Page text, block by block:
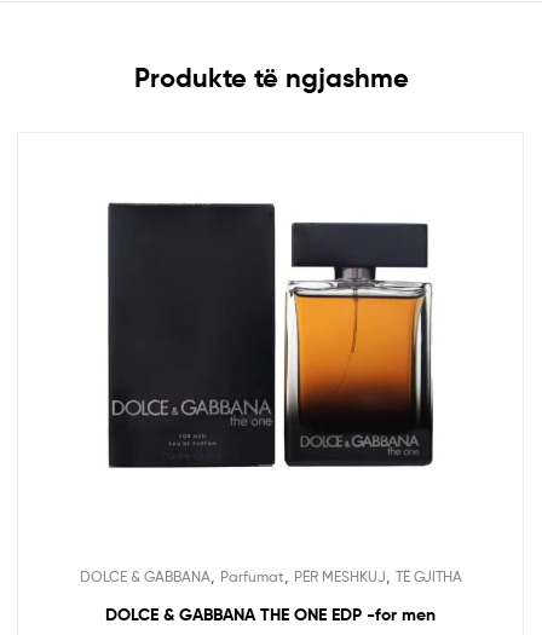
Produkte të ngjashme
DOLCE & GABBANA Parfumat PËR MESHKUJ TË GJITHA
DOLCE & GABBANA THE ONE EDP -for men